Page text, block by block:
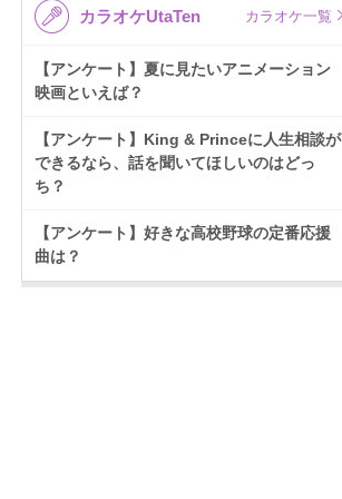
カラオケUtaTen カラオケ一覧
【アンケート】夏に見たいアニメーション
映画といえば？
【アンケート】King & Princeに人生相談が
できるなら、話を聞いてほしいのはどっ
ち？
【アンケート】好きな高校野球の定番応援
曲は？